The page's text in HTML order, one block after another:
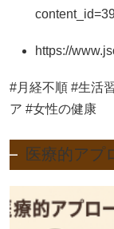
https://
#月経不順 #生活
ア #女性の健康
医療的アプ